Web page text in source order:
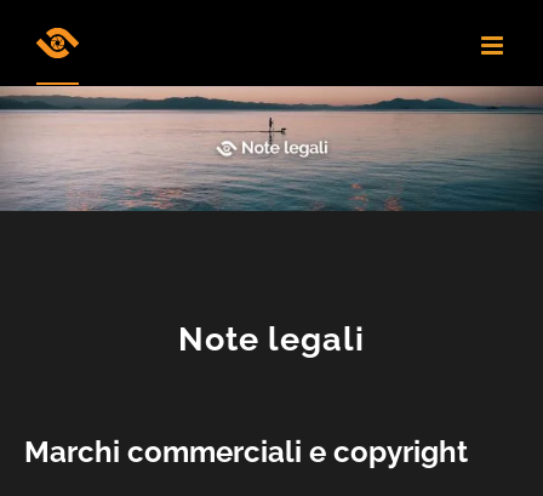
Note legali
Marchi commerciali e copyright